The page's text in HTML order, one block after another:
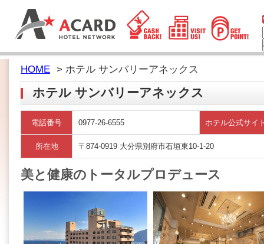
HOME > ホテル サンバリーアネックス
ホテル サンバリーアネックス
電話番号 0977-26-6555 ホテル公式サイ
所在地 〒874-0919 大分県別府市石垣東10-1-20
美と健康のトータルプロデュース